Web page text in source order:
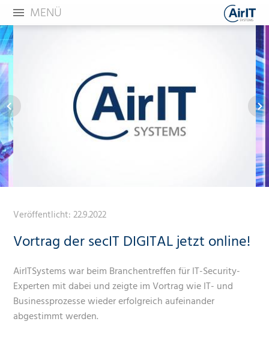
MENÜ
Veröffentlicht:22.9.2022
Vortrag der secIT DIGITAL jetzt online!
AirITSystems war beim Branchentreffen für IT-Security-
Experten mit dabei und zeigte im Vortrag wie IT- und
Businessprozesse wieder erfolgreich aufeinander
abgestimmt werden.